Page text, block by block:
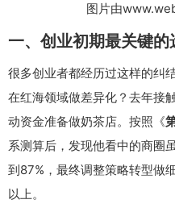
图片由
一、创业初期最关键的
很多创业者都经历过这样的纠
在红海领域做差异化？去年接
动资金准备做奶茶店。按照《
系测算后，发现他看中的商圈
到87%，最终调整策略转型做
以上。